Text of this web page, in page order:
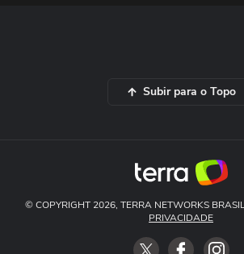
Subir para o Topo
© COPYRIGHT 2026, TERRA NETWORKS
PRIVACIDADE